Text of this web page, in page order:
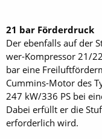
21 bar Förderdruck
Der ebenfalls auf der
wer-Kompressor 21/
bar eine
Cummins-Motor des
247 kW/336 PS bei
Dabei erfüllt er die
erforderlich wird.